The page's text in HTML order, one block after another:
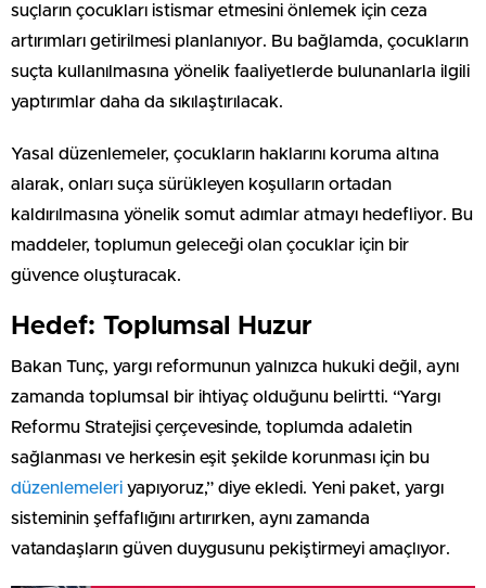
suçların çocukları istismar etmesini önlemek için ceza
artırımları getirilmesi planlanıyor. Bu bağlamda, çocukların
suçta kullanılmasına yönelik faaliyetlerde bulunanlarla ilgili
yaptırımlar daha da sıkılaştırılacak.
Yasal düzenlemeler, çocukların haklarını koruma altına
alarak, onları suça sürükleyen koşulların ortadan
kaldırılmasına yönelik somut adımlar atmayı hedefliyor. Bu
maddeler, toplumun geleceği olan çocuklar için bir
güvence oluşturacak.
Hedef: Toplumsal Huzur
Bakan Tunç, yargı reformunun yalnızca hukuki değil, aynı
zamanda toplumsal bir ihtiyaç olduğunu belirtti. “Yargı
Reformu Stratejisi çerçevesinde, toplumda adaletin
sağlanması ve herkesin eşit şekilde korunması için bu
düzenlemeleri yapıyoruz,” diye ekledi. Yeni paket, yargı
sisteminin şeffaflığını artırırken, aynı zamanda
vatandaşların güven duygusunu pekiştirmeyi amaçlıyor.